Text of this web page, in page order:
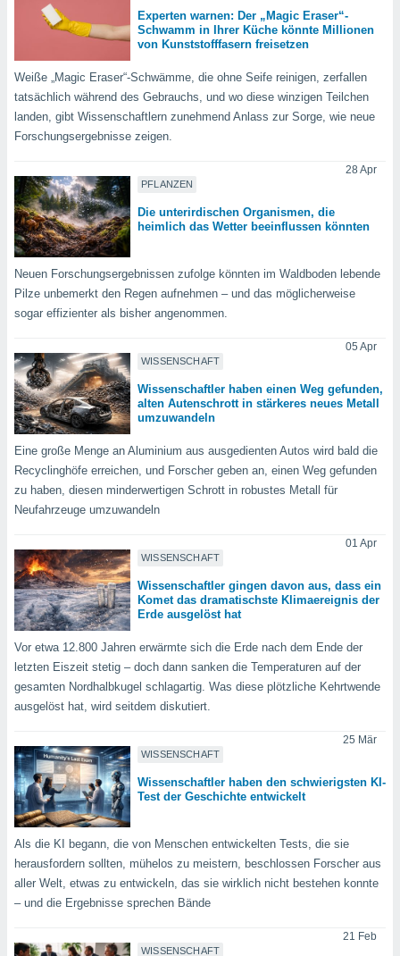
Sie
dass wir
die für die
der
von
können
von
und
auf
Sie
klicken.
oder
um
dieser
Adressen
und diese
Einige
eines
dem Sie
Sie Ihre
Experten warnen: Der „Magic Eraser“-
Schwamm in Ihrer Küche könnte Millionen
von Kunststofffasern freisetzen
Weiße „Magic Eraser“-Schwämme, die ohne Seife reinigen, zerfallen
tatsächlich während des Gebrauchs, und wo diese winzigen Teilchen
landen, gibt Wissenschaftlern zunehmend Anlass zur Sorge, wie neue
Forschungsergebnisse zeigen.
PFLANZEN
28 Apr
Die unterirdischen Organismen, die
heimlich das Wetter beeinflussen könnten
Neuen Forschungsergebnissen zufolge könnten im Waldboden lebende
Pilze unbemerkt den Regen aufnehmen – und das möglicherweise
sogar effizienter als bisher angenommen.
WISSENSCHAFT
05 Apr
Wissenschaftler haben einen Weg gefunden,
alten Autenschrott in stärkeres neues Metall
umzuwandeln
Eine große Menge an Aluminium aus ausgedienten Autos wird bald die
Recyclinghöfe erreichen, und Forscher geben an, einen Weg gefunden
zu haben, diesen minderwertigen Schrott in robustes Metall für
Neufahrzeuge umzuwandeln
WISSENSCHAFT
01 Apr
Wissenschaftler gingen davon aus, dass ein
Komet das dramatischste Klimaereignis der
Erde ausgelöst hat
Vor etwa 12.800 Jahren erwärmte sich die Erde nach dem Ende der
letzten Eiszeit stetig – doch dann sanken die Temperaturen auf der
gesamten Nordhalbkugel schlagartig. Was diese plötzliche Kehrtwende
ausgelöst hat, wird seitdem diskutiert.
WISSENSCHAFT
25 Mär
Wissenschaftler haben den schwierigsten KI-
Test der Geschichte entwickelt
Als die KI begann, die von Menschen entwickelten Tests, die sie
herausfordern sollten, mühelos zu meistern, beschlossen Forscher aus
aller Welt, etwas zu entwickeln, das sie wirklich nicht bestehen konnte
– und die Ergebnisse sprechen Bände
WISSENSCHAFT
21 Feb